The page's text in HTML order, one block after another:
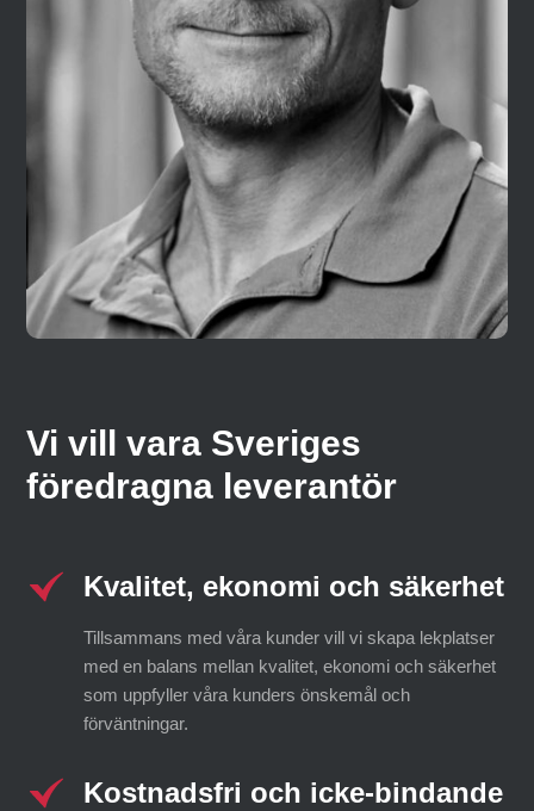
Vi vill vara Sveriges
föredragna leverantör
Kvalitet, ekonomi och säkerhet
Tillsammans med våra kunder vill vi skapa lekplatser
med en balans mellan kvalitet, ekonomi och säkerhet
som uppfyller våra kunders önskemål och
förväntningar.
Kostnadsfri och icke-bindande